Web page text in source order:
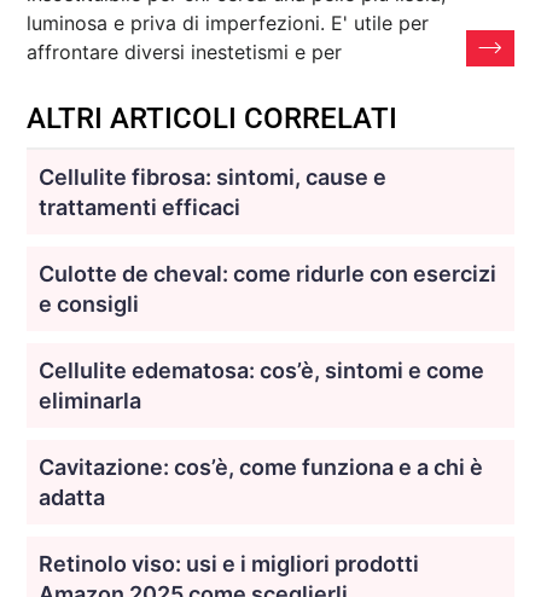
luminosa e priva di imperfezioni. E' utile per
affrontare diversi inestetismi e per
ALTRI ARTICOLI CORRELATI
Cellulite fibrosa: sintomi, cause e
trattamenti efficaci
Culotte de cheval: come ridurle con esercizi
e consigli
Cellulite edematosa: cos’è, sintomi e come
eliminarla
Cavitazione: cos’è, come funziona e a chi è
adatta
Retinolo viso: usi e i migliori prodotti